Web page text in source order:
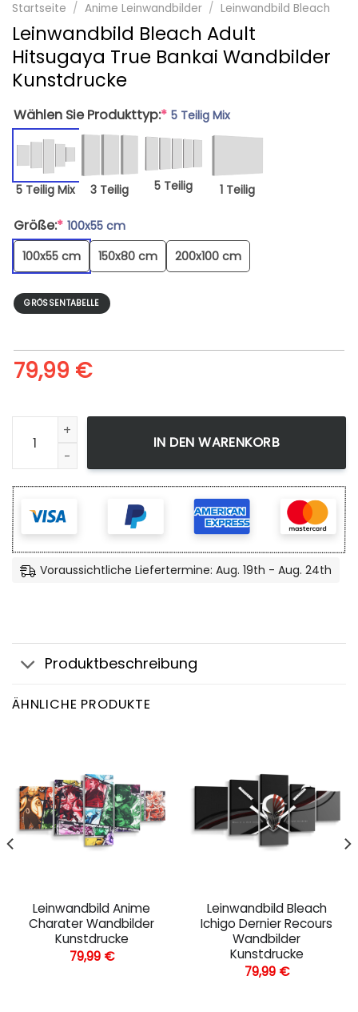
Startseite / Anime Leinwandbilder / Leinwandbild Bleach
Leinwandbild Bleach Adult
Hitsugaya True Bankai Wandbilder
Kunstdrucke
Wählen Sie Produkttyp:* 5 Teilig Mix
5 Teilig Mix 3 Teilig 5 Teilig 1 Teilig
Größe:* 100x55 cm
100x55 cm
150x80 cm 200x100 cm
GRÖSSENTABELLE
79,99 €
Leinwandbild Bleach Adult Hitsugaya True Bankai
IN DEN WARENKORB
Voraussichtliche Liefertermine: Aug. 19th - Aug. 24th
Produktbeschreibung
ÄHNLICHE PRODUKTE
Leinwandbild Anime
Charater Wandbilder
Kunstdrucke
79,99 €
Leinwandbild Bleach
Ichigo Dernier Recours
Wandbilder
Kunstdrucke
79,99 €